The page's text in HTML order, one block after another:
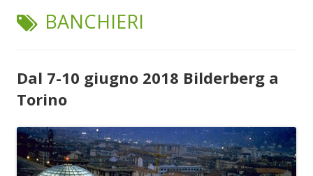
TAG:
BANCHIERI
Dal 7-10 giugno 2018 Bilderberg a
Torino